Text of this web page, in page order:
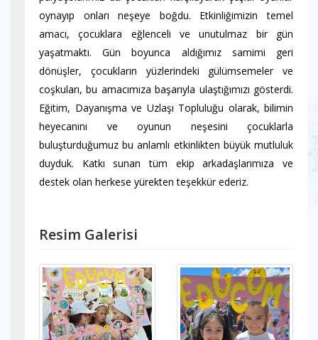
oynayıp onları neşeye boğdu. Etkinliğimizin temel
amacı, çocuklara eğlenceli ve unutulmaz bir gün
yaşatmaktı. Gün boyunca aldığımız samimi geri
dönüşler, çocukların yüzlerindeki gülümsemeler ve
coşkuları, bu amacımıza başarıyla ulaştığımızı gösterdi.
Eğitim, Dayanışma ve Uzlaşı Topluluğu olarak, bilimin
heyecanını ve oyunun neşesini çocuklarla
buluşturduğumuz bu anlamlı etkinlikten büyük mutluluk
duyduk. Katkı sunan tüm ekip arkadaşlarımıza ve
destek olan herkese yürekten teşekkür ederiz.
Resim Galerisi